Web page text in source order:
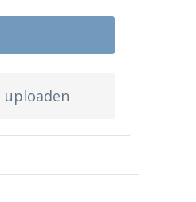
uploaden